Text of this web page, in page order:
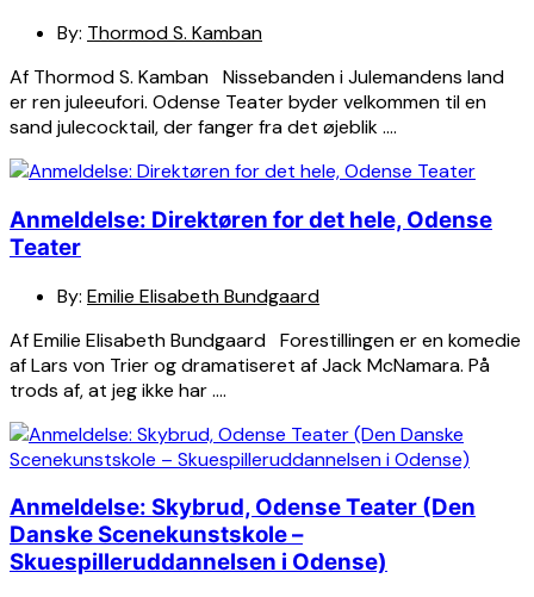
By: Thormod S. Kamban
Af Thormod S. Kamban Nissebanden i Julemandens land
er ren juleeufori. Odense Teater byder velkommen til en
sand julecocktail, der fanger fra det øjeblik ….
Anmeldelse: Direktøren for det hele, Odense
Teater
By: Emilie Elisabeth Bundgaard
Af Emilie Elisabeth Bundgaard Forestillingen er en komedie
af Lars von Trier og dramatiseret af Jack McNamara. På
trods af, at jeg ikke har ….
Anmeldelse: Skybrud, Odense Teater (Den
Danske Scenekunstskole –
Skuespilleruddannelsen i Odense)